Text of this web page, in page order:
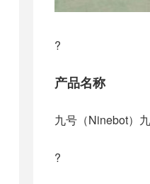
?
产品名称
九号（Ninebot）
?